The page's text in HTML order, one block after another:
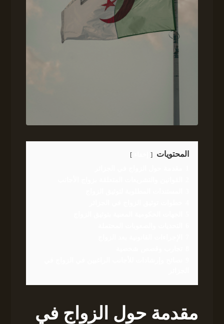
المحتويات
مقدمة حول الزواج في